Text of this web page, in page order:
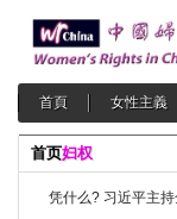
首頁 女性主義
首页妇权
凭什么? 习近平主